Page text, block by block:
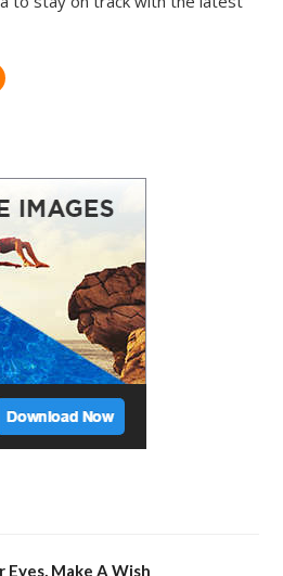
Eyes, Make A Wish